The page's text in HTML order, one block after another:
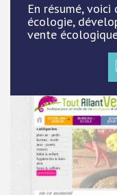
En résumé,
écologie,
vente